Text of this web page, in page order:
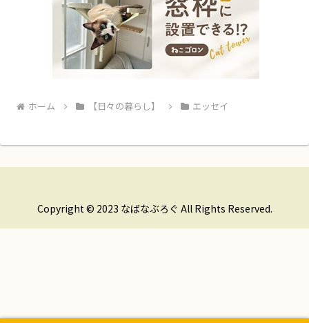
ホーム 【日々の暮らし】 エッセイ
Copyright © 2023 なばなぶろぐ All Rights Reserved.